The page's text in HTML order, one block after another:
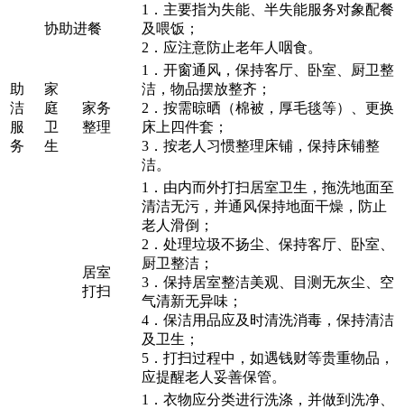
协助进餐
1．主要指为失能、半失能服务对象配餐
及喂饭；
2．应注意防止老年人咽食。
助
洁
服
务
家
庭
卫
生
家务
整理
1．开窗通风，保持客厅、卧室、厨卫整
洁，物品摆放整齐；
2．按需晾晒（棉被，厚毛毯等）、更换
床上四件套；
3．按老人习惯整理床铺，保持床铺整
洁。
居室
打扫
1．由内而外打扫居室卫生，拖洗地面至
清洁无污，并通风保持地面干燥，防止
老人滑倒；
2．处理垃圾不扬尘、保持客厅、卧室、
厨卫整洁；
3．保持居室整洁美观、目测无灰尘、空
气清新无异味；
4．保洁用品应及时清洗消毒，保持清洁
及卫生；
5．打扫过程中，如遇钱财等贵重物品，
应提醒老人妥善保管。
1．衣物应分类进行洗涤，并做到洗净、